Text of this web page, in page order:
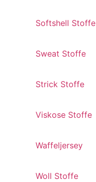
Softshell Stoffe
Sweat Stoffe
Strick Stoffe
Viskose Stoffe
Waffeljersey
Woll Stoffe